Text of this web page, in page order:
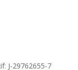
J-29762655-7